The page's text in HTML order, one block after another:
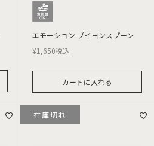
エモーション ブイヨンスプーン
¥1,650税込
カートに入れる
在庫切れ